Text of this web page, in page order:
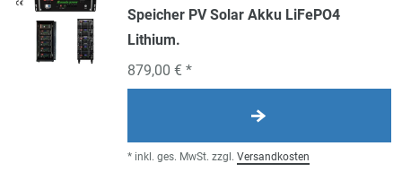
Speicher PV Solar Akku LiFePO4
Lithium.
879,00 € *
* inkl. ges. MwSt. zzgl. Versandkosten